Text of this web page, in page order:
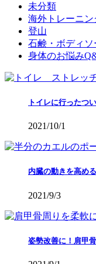
未分類
海外トレーニン
登山
石鹸・ボディソ
身体のお悩み
トイレに行ったつ
2021/10/1
内臓の動きを高め
2021/9/3
姿勢改善に！肩甲